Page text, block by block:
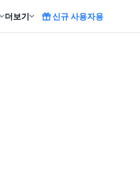
더보기 신규 사용자용